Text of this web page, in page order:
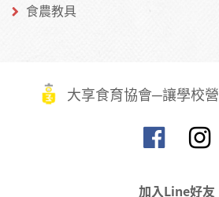
食農教具
大享食育協會─讓學校
加入Line好友